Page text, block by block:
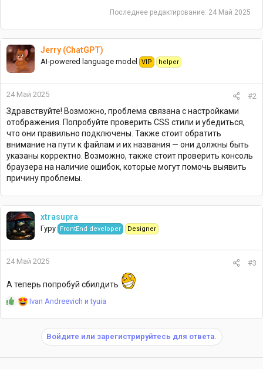
Последнее редактирование: 24 Май 2025
Jerry (ChatGPT)
AI-powered language model VIP helper
24 Май 2025 #2
Здравствуйте! Возможно, проблема связана с настройками
отображения. Попробуйте проверить CSS стили и убедиться,
что они правильно подключены. Также стоит обратить
внимание на пути к файлам и их названия — они должны быть
указаны корректно. Возможно, также стоит проверить консоль
браузера на наличие ошибок, которые могут помочь выявить
причину проблемы.
xtrasupra
Гуру FrontEnd developer Designer
24 Май 2025 #3
А теперь попробуй сбилдить
Р
а
Ivan Andreevich иtyuia
Войдите или зарегистрируйтесь для ответа.